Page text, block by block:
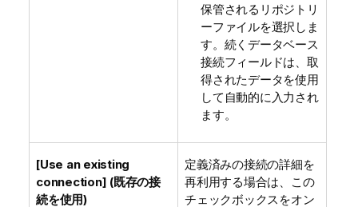
保管されるリポジトリ
ーファイルを選択しま
す。続くデータベース
接続フィールドは、取
得されたデータを使用
して自動的に入力され
ます。
[Use an existing
connection] (既存の接
続を使用)
定義済みの接続の詳細を
再利用する場合は、この
チェックボックスをオン